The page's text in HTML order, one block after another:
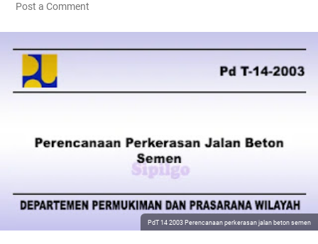
Post a Comment
PdT 14 2003 Perencanaan perkerasan jalan beton semen